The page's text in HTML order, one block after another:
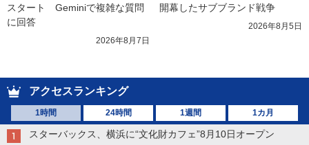
スタート　Geminiで複雑な質問
に回答
2026年8月7日
開幕したサブブランド戦争
2026年8月5日
アクセスランキング
1時間 24時間 1週間 1カ月
スターバックス、横浜に“文化財カフェ”8月10日オープン